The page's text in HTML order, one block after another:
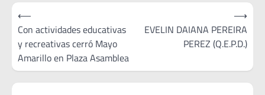
Navegación
de
entradas
⟵
Con actividades educativas
y recreativas cerró Mayo
Amarillo en Plaza Asamblea
EVELIN DAIANA PEREIRA
PEREZ (Q.E.P.D.)
⟶